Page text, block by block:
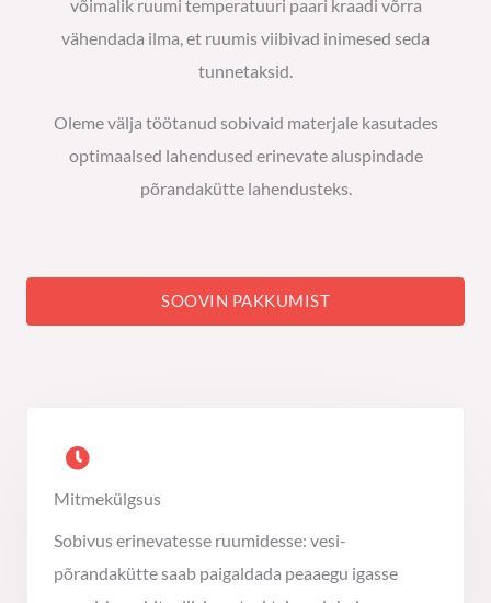
võimalik ruumi temperatuuri paari kraadi võrra
vähendada ilma, et ruumis viibivad inimesed seda
tunnetaksid.
Oleme välja töötanud sobivaid materjale kasutades
optimaalsed lahendused erinevate aluspindade
põrandakütte lahendusteks.
SOOVIN PAKKUMIST
Mitmekülgsus
Sobivus erinevatesse ruumidesse: vesi-
põrandakütte saab paigaldada peaaegu igasse